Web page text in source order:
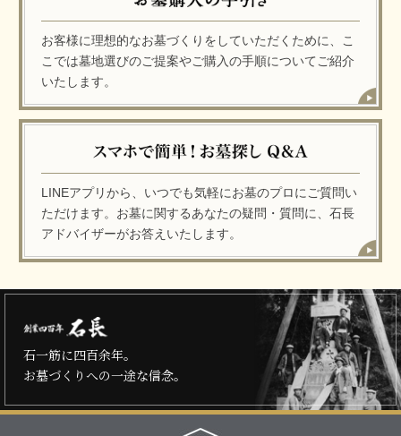
お客様に理想的なお墓づくりをしていただくために、こ
こでは墓地選びのご提案やご購入の手順についてご紹介
いたします。
LINEアプリから、いつでも気軽にお墓のプロにご質問い
ただけます。お墓に関するあなたの疑問・質問に、石長
アドバイザーがお答えいたします。
石一筋に四百余年。
お墓づくりへの一途な信念。